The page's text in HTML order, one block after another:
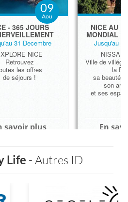
09
Aou
- 365 JOURS
31 Decembre
NICE
Retrouvez
les offres
de séjours !
savoir plus
NICE AU
MONDIAL
Jusqu'au
NISSA
Ville de
la
sa beauté,
son
et ses
En
Life - Autres ID